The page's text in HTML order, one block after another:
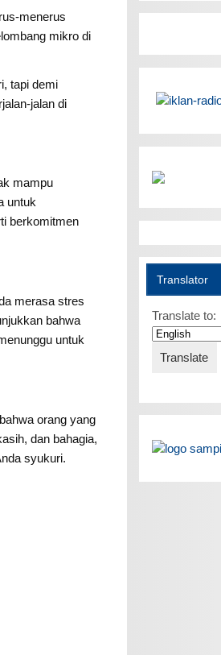
menerus
mikro di
tapi demi
jalan di
mampu
untuk
berkomitmen
merasa stres
bahwa
untuk
orang yang
dan bahagia,
syukuri.
Translator
Translate to: